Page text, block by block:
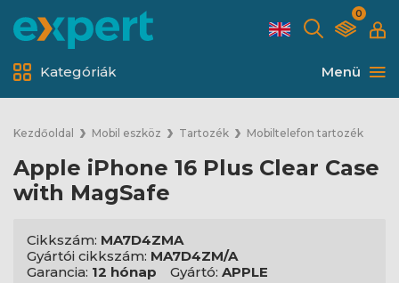
0
Menü
Kategóriák
Kezdőoldal Mobil eszköz Tartozék Mobiltelefon tartozék
Apple iPhone 16 Plus Clear Case
with MagSafe
Cikkszám: MA7D4ZMA
Gyártói cikkszám: MA7D4ZM/A
Garancia: 12 hónap Gyártó: APPLE